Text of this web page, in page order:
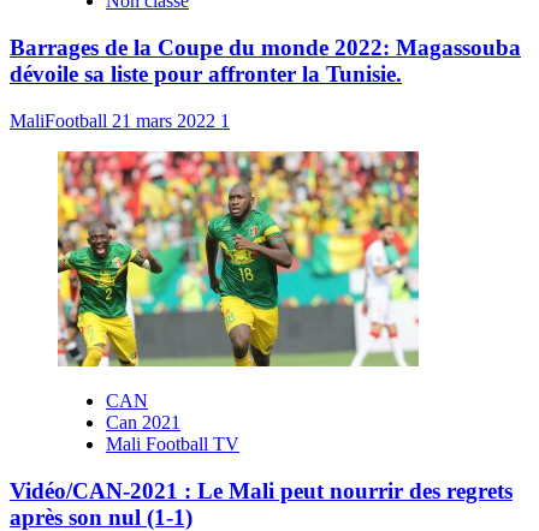
Barrages de la Coupe du monde 2022: Magassouba
dévoile sa liste pour affronter la Tunisie.
MaliFootball 21 mars 2022 1
CAN
Can 2021
Mali Football TV
Vidéo/CAN-2021 : Le Mali peut nourrir des regrets
après son nul (1-1)